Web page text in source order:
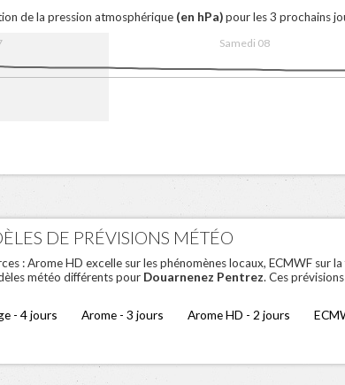
de la pression atmosphérique (en hPa)pour les 3 prochains
Samedi 08
DE PRÉVISIONS MÉTÉO
: Arome HD excelle sur les phénomènes locaux, ECMWF
météo différents pour Douarnenez Pentrez. Ces
- 4 jours Arome - 3 jours Arome HD - 2 jours